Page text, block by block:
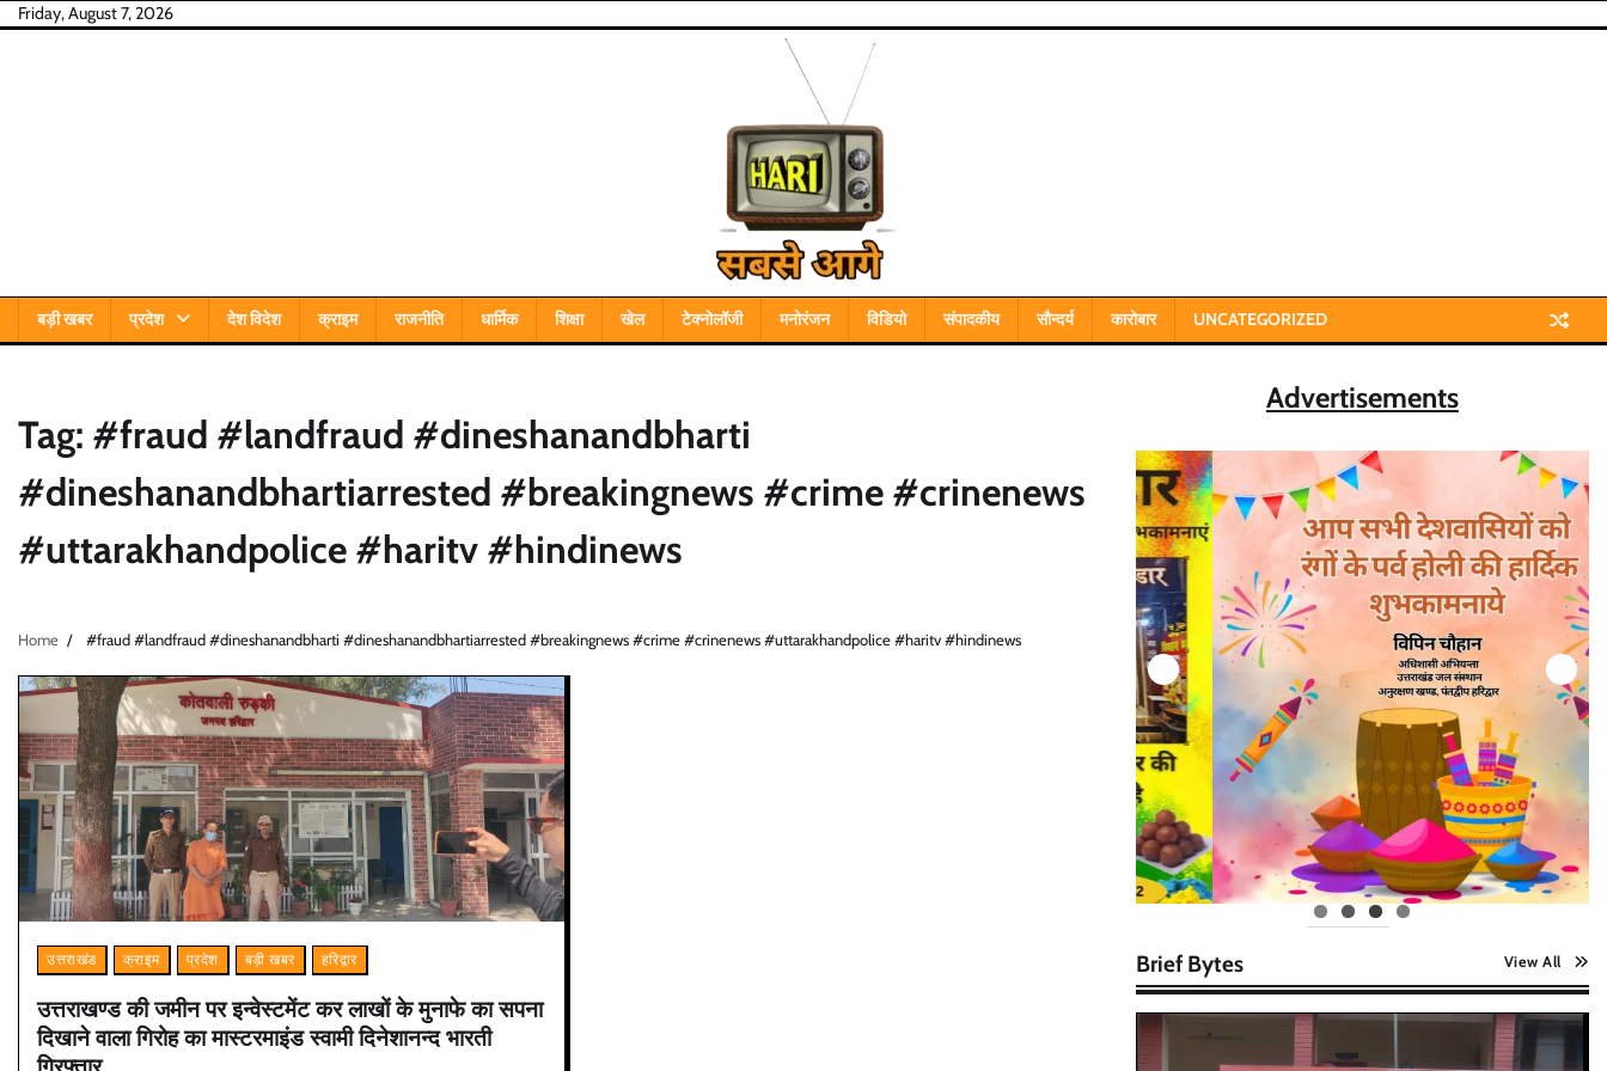
SkipFriday, August 7, 2026
बड़ी खबर प्रदेश देश विदेश क्राइम राजनीति धार्मिक शिक्षा खेल टेक्नोलॉजी मनोरंजन विडियो संपादकीय सौन्दर्य कारोबार UNCATEGORIZED
Tag: #fraud #landfraud #dineshanandbharti
#dineshanandbhartiarrested #breakingnews #crime #crinenews
#uttarakhandpolice #haritv #hindinews
Home #fraud #landfraud #dineshanandbharti #dineshanandbhartiarrested #breakingnews #crime #crinenews #uttarakhandpolice #haritv #hindinews
उत्तराखंड क्राइम प्रदेश बड़ी खबर हरिद्वार
उत्तराखण्ड की जमीन पर इन्वेस्टमेंट कर लाखों के मुनाफे का सपना
दिखाने वाला गिरोह का मास्टरमाइंड स्वामी दिनेशानन्द भारती
Advertisements
Brief Bytes View All